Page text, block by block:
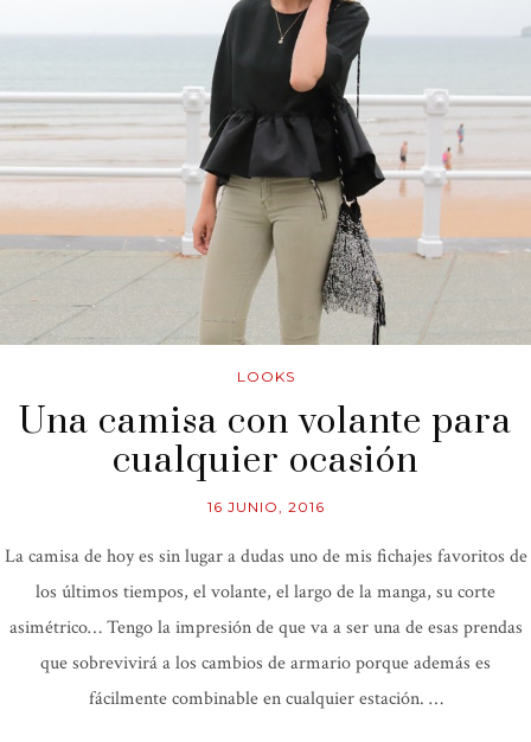
LOOKS
Una camisa con volante para
cualquier ocasión
16 JUNIO, 2016
La camisa de hoy es sin lugar a dudas uno de mis fichajes favoritos de
los últimos tiempos, el volante, el largo de la manga, su corte
asimétrico… Tengo la impresión de que va a ser una de esas prendas
que sobrevivirá a los cambios de armario porque además es
fácilmente combinable en cualquier estación. …